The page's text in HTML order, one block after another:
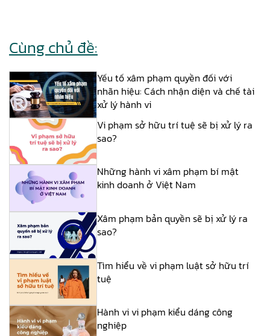
Cùng chủ đề:
Yếu tố xâm phạm quyền đối với
nhãn hiệu: Cách nhận diện và chế tài
xử lý hành vi
Vi phạm sở hữu trí tuệ sẽ bị xử lý ra
sao?
Những hành vi xâm phạm bí mật
kinh doanh ở Việt Nam
Xâm phạm bản quyền sẽ bị xử lý ra
sao?
Tìm hiểu về vi phạm luật sở hữu trí
tuệ
Hành vi vi phạm kiểu dáng công
nghiệp